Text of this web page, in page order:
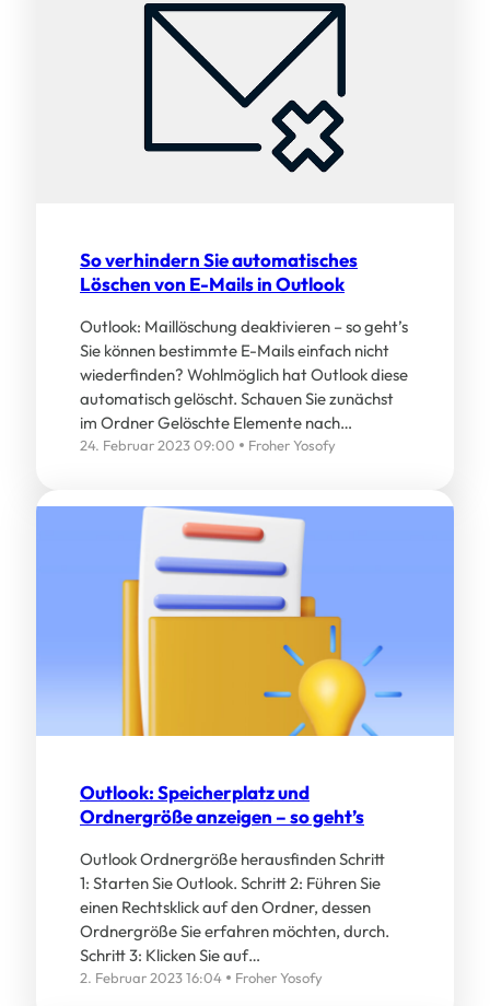
So verhindern Sie automatisches
Löschen von E-Mails in Outlook
Outlook: Maillöschung deaktivieren – so geht’s
Sie können bestimmte E-Mails einfach nicht
wiederfinden? Wohlmöglich hat Outlook diese
automatisch gelöscht. Schauen Sie zunächst
im Ordner Gelöschte Elemente nach…
24. Februar 2023 09:00 Froher Yosofy
Outlook: Speicherplatz und
Ordnergröße anzeigen – so geht’s
Outlook Ordnergröße herausfinden Schritt
1: Starten Sie Outlook. Schritt 2: Führen Sie
einen Rechtsklick auf den Ordner, dessen
Ordnergröße Sie erfahren möchten, durch.
Schritt 3: Klicken Sie auf…
2. Februar 2023 16:04 Froher Yosofy